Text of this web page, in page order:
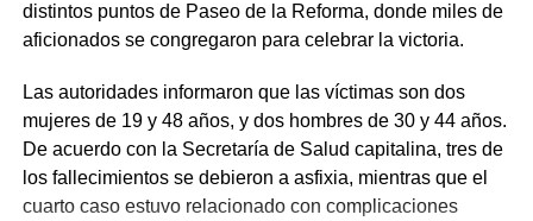
distintos puntos de Paseo de la Reforma, donde miles de
aficionados se congregaron para celebrar la victoria.
Las autoridades informaron que las víctimas son dos
mujeres de 19 y 48 años, y dos hombres de 30 y 44 años.
De acuerdo con la Secretaría de Salud capitalina, tres de
los fallecimientos se debieron a asfixia, mientras que el
cuarto caso estuvo relacionado con complicaciones